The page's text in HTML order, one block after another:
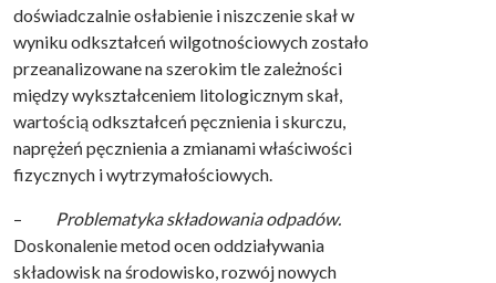
doświadczalnie osłabienie i niszczenie skał w
wyniku odkształceń wilgotnościowych zostało
przeanalizowane na szerokim tle zależności
między wykształceniem litologicznym skał,
wartością odkształceń pęcznienia i skurczu,
naprężeń pęcznienia a zmianami właściwości
fizycznych i wytrzymałościowych.
–
Problematyka składowania odpadów.
Doskonalenie metod ocen oddziaływania
składowisk na środowisko, rozwój nowych